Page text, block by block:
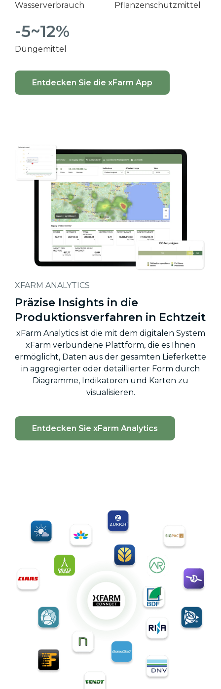
Wasserverbrauch Pflanzenschutzmittel
-5~12%
Düngemittel
Entdecken Sie die xFarm App
XFARM ANALYTICS
Präzise Insights in die
Produktionsverfahren in Echtzeit
xFarm Analytics ist die mit dem digitalen System
xFarm verbundene Plattform, die es Ihnen
ermöglicht, Daten aus der gesamten Lieferkette
in aggregierter oder detaillierter Form durch
Diagramme, Indikatoren und Karten zu
visualisieren.
Entdecken Sie xFarm Analytics